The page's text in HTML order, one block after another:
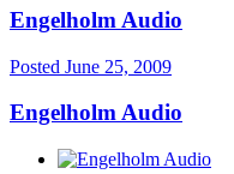
Engelholm Audio
Posted June 25, 2009
Engelholm Audio